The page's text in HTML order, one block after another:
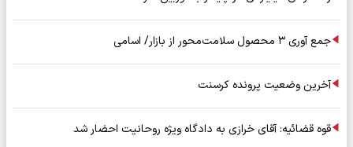
جمع آوری ۳ محصول سلامت‌محور از بازار/ اسامی
آخرین وضعیت پرونده کرسنت
قوه قضائیه: آقای خرازی به دادگاه ویژه روحانیت احضار شد